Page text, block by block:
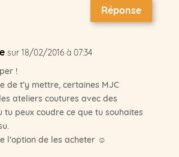
Réponse
sur 18/02/2016 à 07:34
!
de t’y mettre, certaines MJC
ateliers coutures avec des
tu peux coudre ce que tu souhaites
l’option de les acheter ☺